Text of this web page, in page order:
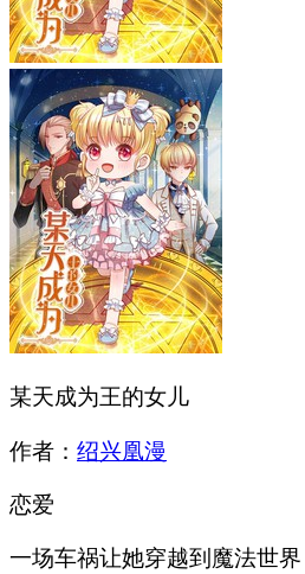
某天成为王的女儿
作者： 绍兴凰漫
恋爱
一场车祸让她穿越到魔法世